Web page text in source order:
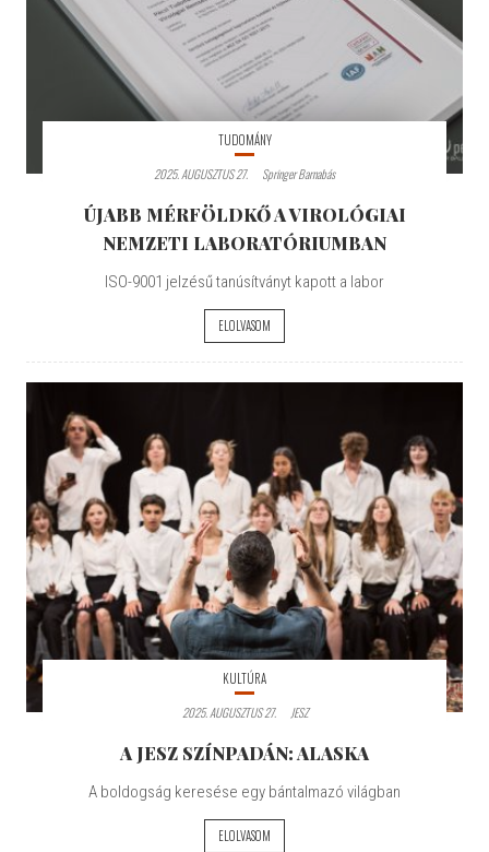
TUDOMÁNY
2025. AUGUSZTUS 27.
Springer Barnabás
ÚJABB MÉRFÖLDKŐ A VIROLÓGIAI
NEMZETI LABORATÓRIUMBAN
ISO-9001 jelzésű tanúsítványt kapott a labor
ELOLVASOM
KULTÚRA
2025. AUGUSZTUS 27.
JESZ
A JESZ SZÍNPADÁN: ALASKA
A boldogság keresése egy bántalmazó világban
ELOLVASOM